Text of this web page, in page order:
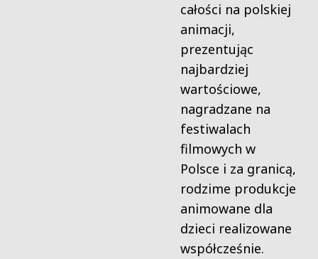
całości na polskiej
animacji,
prezentując
najbardziej
wartościowe,
nagradzane na
festiwalach
filmowych w
Polsce i za granicą,
rodzime produkcje
animowane dla
dzieci realizowane
współcześnie.